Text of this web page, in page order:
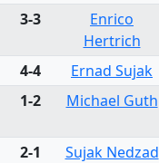
3-3
Enrico
Hertrich
4-4 Ernad Sujak
1-2
Michael Guth
2-1 Sujak Nedzad